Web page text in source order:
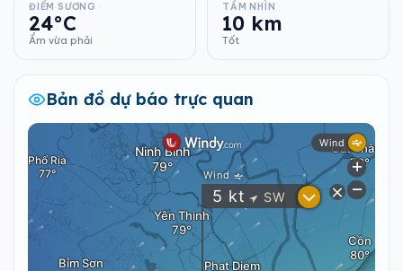
ĐIỂM SƯƠNG
24°C
Ẩm vừa phải
TẦM NHÌN
10 km
Tốt
Bản đồ dự báo trực quan